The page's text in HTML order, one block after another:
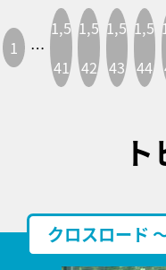
1 …
1,5
41
1,5
42
1,5
43
1,5
44
クロスロード